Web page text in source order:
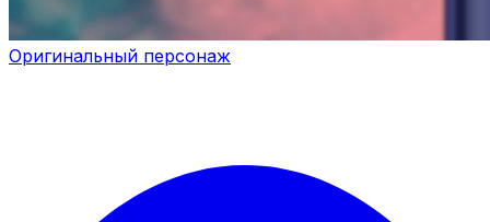
Оригинальный персонаж